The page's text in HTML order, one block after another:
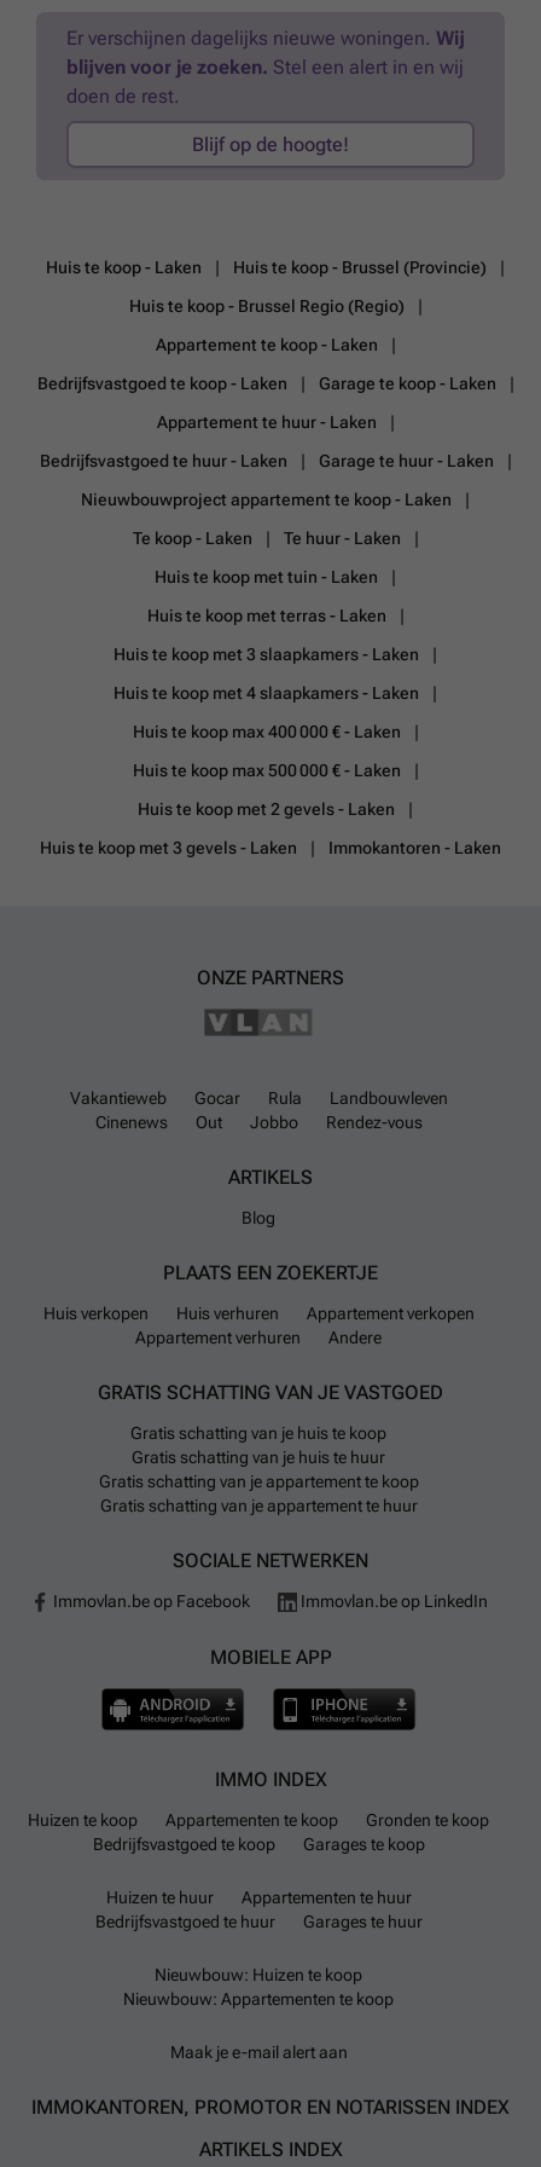
vervolledigt het geheel. Verwarming op aardgas (ketel van 2020).
Elektrische installatie niet conform. EPC G – 546 kWh/(m².jaar). Een
mooie opportuniteit voor renovatieliefhebbers die een ruime
gezinswoning willen creëren in een aangename omgeving.
Beschrijving louter ter informatie en niet contractueel, onder
voorbehoud van fouten en/of weglatingen evenals het bekomen van
de stedenbouwkundige inlichtingen.Meer weten?
Er verschijnen dagelijks nieuwe woningen. Wij
blijven voor je zoeken. Stel een alert in en wij
doen de rest.
Blijf op de hoogte!
Huis te koop - Laken
Huis te koop - Brussel (Provincie)
Huis te koop - Brussel Regio (Regio)
Appartement te koop - Laken
Bedrijfsvastgoed te koop - Laken
Garage te koop - Laken
Appartement te huur - Laken
Bedrijfsvastgoed te huur - Laken
Garage te huur - Laken
Nieuwbouwproject appartement te koop - Laken
Te koop - Laken
Te huur - Laken
Huis te koop met tuin - Laken
Huis te koop met terras - Laken
Huis te koop met 3 slaapkamers - Laken
Huis te koop met 4 slaapkamers - Laken
Huis te koop max 400 000 € - Laken
Huis te koop max 500 000 € - Laken
Huis te koop met 2 gevels - Laken
Huis te koop met 3 gevels - Laken
Immokantoren - Laken
ONZE PARTNERS
Vakantieweb Gocar Rula
Landbouwleven
Cinenews
Out Jobbo Rendez-vous
ARTIKELS
Blog
PLAATS EEN ZOEKERTJE
Huis verkopen Huis verhuren
Appartement verkopen
Appartement verhuren
Andere
GRATIS SCHATTING VAN JE VASTGOED
Gratis schatting van je huis te koop
Gratis schatting van je huis te huur
Gratis schatting van je appartement te koop
Gratis schatting van je appartement te huur
SOCIALE NETWERKEN
Immovlan.be op Facebook Immovlan.be op LinkedIn
MOBIELE APP
IMMO INDEX
Huizen te koop Appartementen te koop
Gronden te koop
Bedrijfsvastgoed te koop
Garages te koop
Huizen te huur
Appartementen te huur
Bedrijfsvastgoed te huur
Garages te huur
Nieuwbouw: Huizen te koop
Nieuwbouw: Appartementen te koop
Maak je e-mail alert aan
IMMOKANTOREN, PROMOTOR EN NOTARISSEN INDEX
ARTIKELS INDEX